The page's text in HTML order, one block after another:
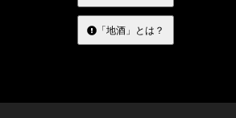
「地酒」とは？